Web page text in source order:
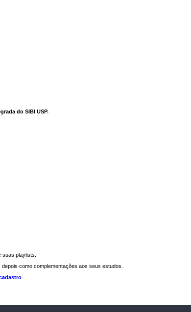
do SIBI USP.
playlists.
como complementações aos seus estudos.